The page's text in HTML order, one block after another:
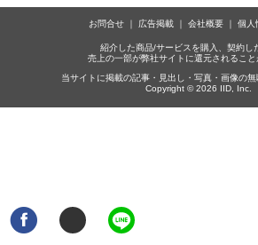
お問合せ 広告掲載 会社概要 個人
紹介した商品/サービスを購入、契約し
売上の一部が弊社サイトに還元されること
当サイトに掲載の記事・見出し・写真・画像の無
Copyright © 2026 IID, Inc.